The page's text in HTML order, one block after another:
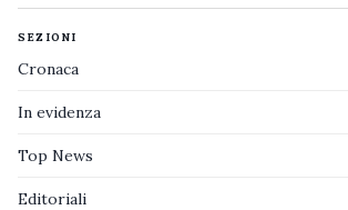
SEZIONI
Cronaca
In evidenza
Top News
Editoriali